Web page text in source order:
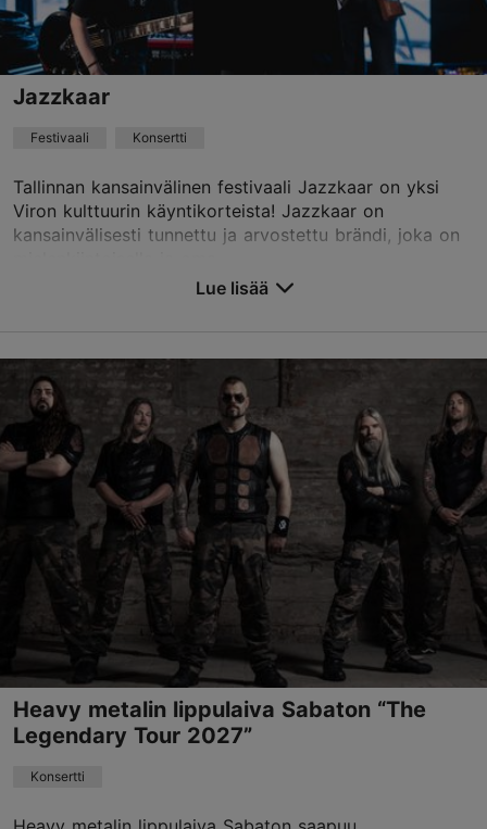
Jazzkaar
Festivaali Konsertti
Tallinnan kansainvälinen festivaali Jazzkaar on yksi
Viron kulttuurin käyntikorteista! Jazzkaar on
kansainvälisesti tunnettu ja arvostettu brändi, joka on
Eri paikat
Vabaduse väljak 9, Tallinn
Muu
24.04.2027 - 01.05.2027
+372 666 0030
Suosittelemme lapsille
Varaa nyt
Lue lisää
Heavy metalin lippulaiva Sabaton “The
Legendary Tour 2027”
Konsertti